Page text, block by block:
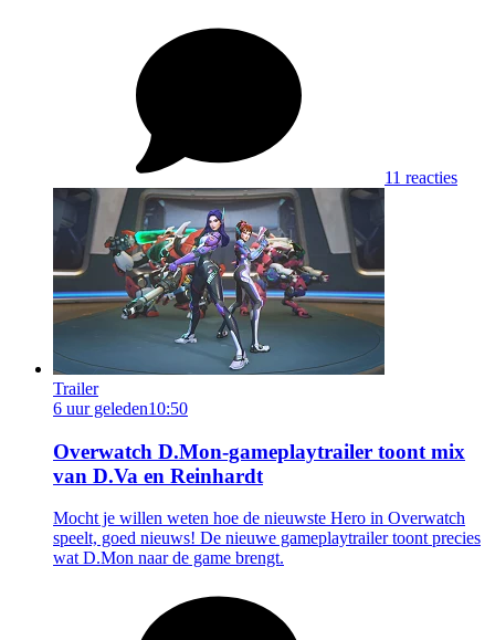
11 reacties
Trailer
6 uur geleden10:50
Overwatch D.Mon-gameplaytrailer toont mix
van D.Va en Reinhardt
Mocht je willen weten hoe de nieuwste Hero in Overwatch
speelt, goed nieuws! De nieuwe gameplaytrailer toont precies
wat D.Mon naar de game brengt.